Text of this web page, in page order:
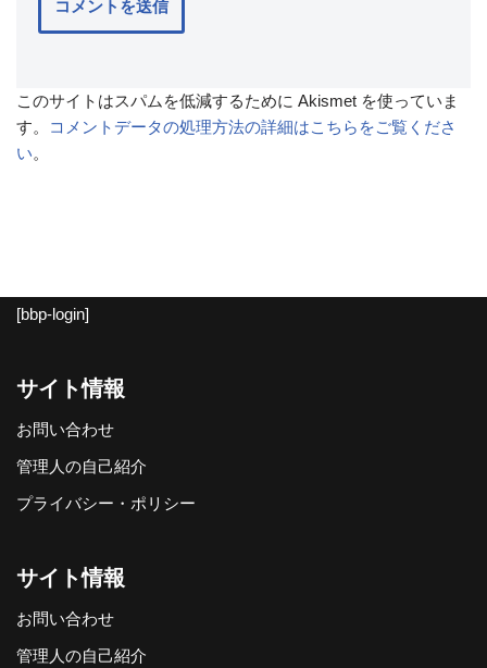
このサイトはスパムを低減するために Akismet を使っていま
す。
コメントデータの処理方法の詳細はこちらをご覧くださ
い。
[bbp-login]
サイト情報
お問い合わせ
管理人の自己紹介
プライバシー・ポリシー
サイト情報
お問い合わせ
管理人の自己紹介